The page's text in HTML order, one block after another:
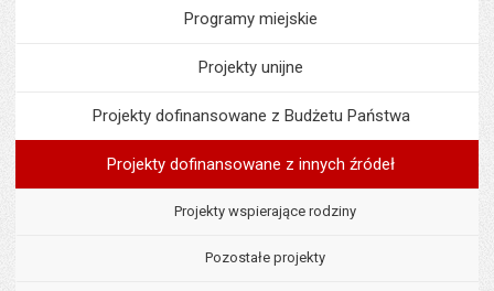
Programy miejskie
Projekty unijne
Projekty dofinansowane z Budżetu Państwa
Projekty dofinansowane z innych źródeł
Projekty wspierające rodziny
Pozostałe projekty